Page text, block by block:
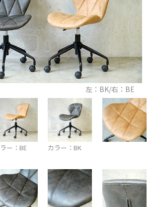
左：BK/右：BE
ー：BE カラー：BK